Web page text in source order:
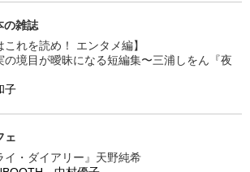
の雑誌
これを読め！ エンタメ編】
の境目が曖昧になる短編集〜三浦しをん『夜
子
ェ
イ・ダイアリー』天野純希